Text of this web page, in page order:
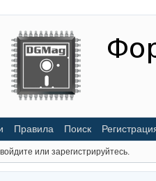
Правила Поиск
или зарегистрируйтесь.